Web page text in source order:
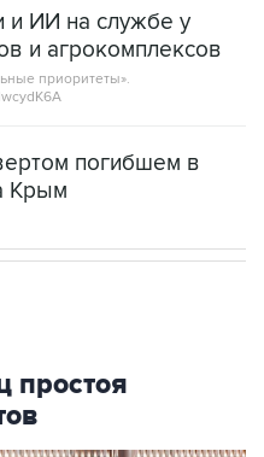
и ИИ на службе у
и агрокомплексов
приоритеты».
погибшем в
Крым
простоя